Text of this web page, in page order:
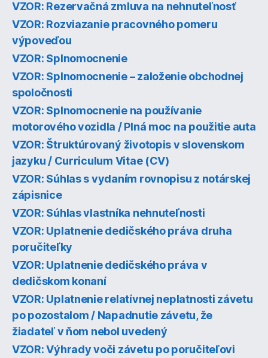
VZOR: Rezervačná zmluva na nehnuteľnosť
VZOR: Rozviazanie pracovného pomeru
výpoveďou
VZOR: Splnomocnenie
VZOR: Splnomocnenie – založenie obchodnej
spoločnosti
VZOR: Splnomocnenie na používanie
motorového vozidla / Plná moc na použitie auta
VZOR: Štruktúrovaný životopis v slovenskom
jazyku / Curriculum Vitae (CV)
VZOR: Súhlas s vydaním rovnopisu z notárskej
zápisnice
VZOR: Súhlas vlastníka nehnuteľnosti
VZOR: Uplatnenie dedičského práva druha
poručiteľky
VZOR: Uplatnenie dedičského práva v
dedičskom konaní
VZOR: Uplatnenie relatívnej neplatnosti závetu
po pozostalom / Napadnutie závetu, že
žiadateľ v ňom nebol uvedený
VZOR: Výhrady voči závetu po poručiteľovi